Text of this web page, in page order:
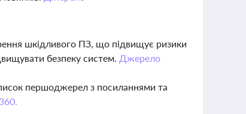
шкідливого ПЗ, що підвищує ризики
безпеку систем. Джерело
першоджерел з посиланнями та